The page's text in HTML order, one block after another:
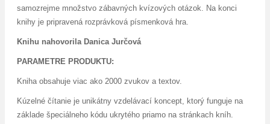
samozrejme množstvo zábavných kvízových otázok. Na konci
knihy je pripravená rozprávková písmenková hra.
Knihu nahovorila Danica Jurčová
PARAMETRE PRODUKTU:
Kniha obsahuje viac ako 2000 zvukov a textov.
Kúzelné čítanie je unikátny vzdelávací koncept, ktorý funguje na
základe špeciálneho kódu ukrytého priamo na stránkach kníh.